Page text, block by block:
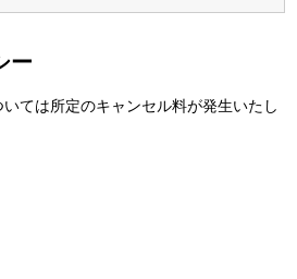
ー
ては所定のキャンセル料が発生いたし